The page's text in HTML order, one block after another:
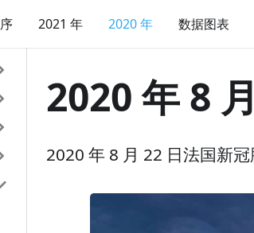
2021 年 2020 年 数据图表
2020 年 8
2020 年 8 月 22 日法国新